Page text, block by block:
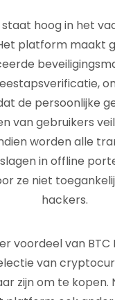
hoog in het
platform maakt
de persoonlijke
van gebruikers
worden alle
in offline
ze niet
hackers.
voordeel van BTC
van
zijn om te kopen.